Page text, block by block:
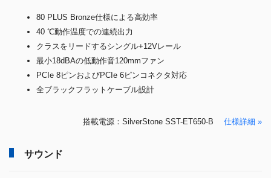
80 PLUS Bronze仕様による高効率
40 ℃動作温度での連続出力
クラスをリードするシングル+12Vレール
最小18dBAの低動作音120mmファン
PCIe 8ピンおよびPCIe 6ピンコネクタ対応
全ブラックフラットケーブル設計
搭載電源：SilverStone SST-ET650-B 仕様詳細 »
サウンド